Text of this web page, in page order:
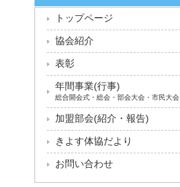
トップページ
協会紹介
表彰
年間事業(行事)
総合開会式・総会・部会大会・市民大会
加盟部会(紹介・報告)
きよす体協だより
お問い合わせ